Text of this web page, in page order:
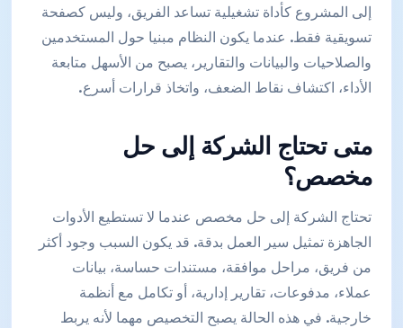
إلى المشروع كأداة تشغيلية تساعد الفريق، وليس كصفحة
تسويقية فقط. عندما يكون النظام مبنيا حول المستخدمين
والصلاحيات والبيانات والتقارير، يصبح من الأسهل متابعة
الأداء، اكتشاف نقاط الضعف، واتخاذ قرارات أسرع.
متى تحتاج الشركة إلى حل
مخصص؟
تحتاج الشركة إلى حل مخصص عندما لا تستطيع الأدوات
الجاهزة تمثيل سير العمل بدقة. قد يكون السبب وجود أكثر
من فريق، مراحل موافقة، مستندات حساسة، بيانات
عملاء، مدفوعات، تقارير إدارية، أو تكامل مع أنظمة
خارجية. في هذه الحالة يصبح التخصيص مهما لأنه يربط